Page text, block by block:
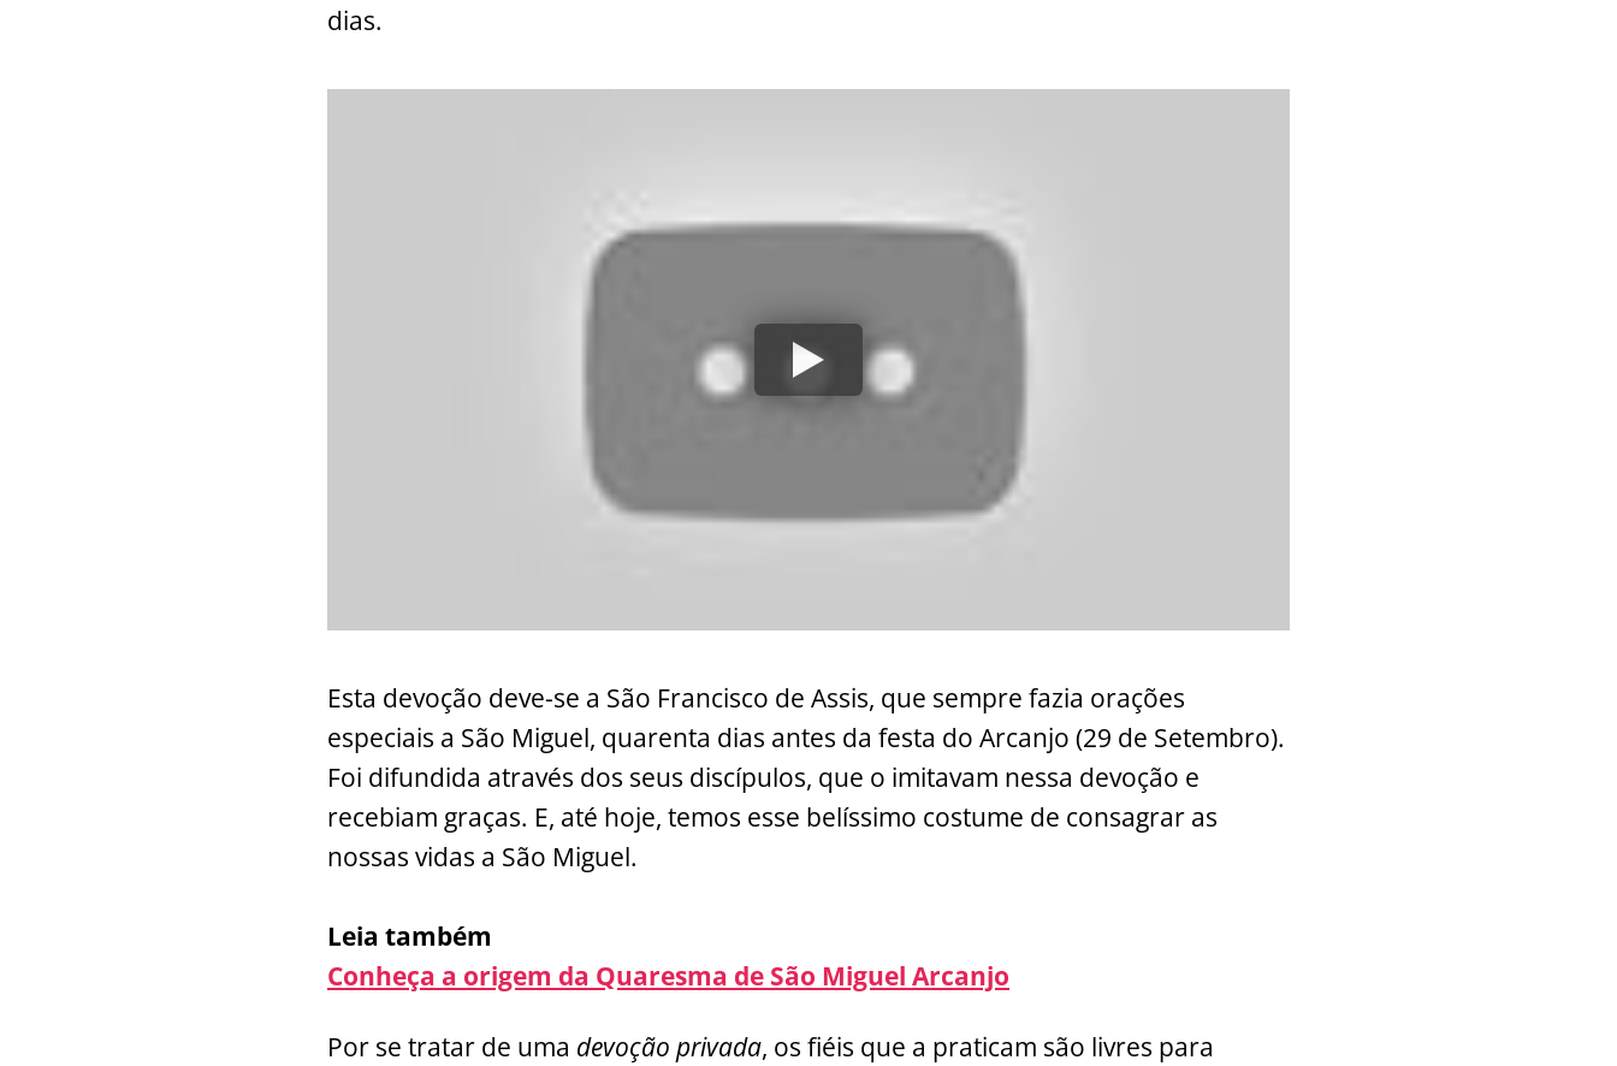
dias.
Esta devoção deve-se a São Francisco de Assis, que sempre fazia orações
especiais a São Miguel, quarenta dias antes da festa do Arcanjo (29 de Setembro).
Foi difundida através dos seus discípulos, que o imitavam nessa devoção e
recebiam graças. E, até hoje, temos esse belíssimo costume de consagrar as
nossas vidas a São Miguel.
Leia também
Conheça a origem da Quaresma de São Miguel Arcanjo
Por se tratar de uma devoção privada, os fiéis que a praticam são livres para